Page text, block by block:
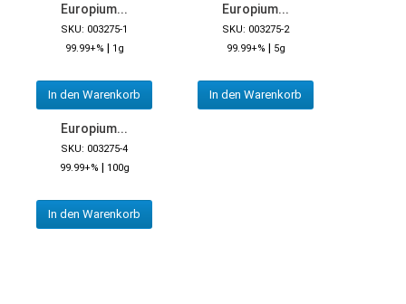
Europium...
SKU: 003275-1
99.99+% | 1g
In den Warenkorb
Europium...
SKU: 003275-2
99.99+% | 5g
In den Warenkorb
Europium...
SKU: 003275-4
99.99+% | 100g
In den Warenkorb